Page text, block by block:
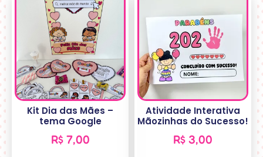
Kit Dia das Mães –
tema Google
R$7,00
Atividade Interativa
Mãozinhas do Sucesso!
R$ 3,00